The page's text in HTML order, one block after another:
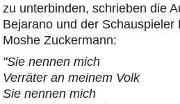
zu unterbinden, schrieben die
Bejarano und der
Moshe Zuckermann:
"Sie nennen mich
Verräter an meinem Volk
Sie nennen mich